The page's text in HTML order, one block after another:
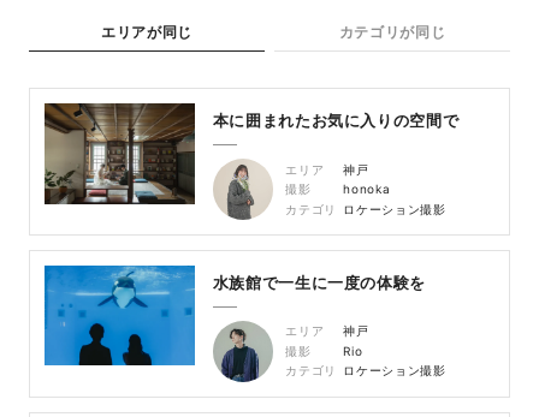
エリアが同じ カテゴリが同じ
本に囲まれたお気に入りの空間で
エリア
神戸
撮影
honoka
カテゴリ
ロケーション撮影
水族館で一生に一度の体験を
エリア
神戸
撮影
Rio
カテゴリ
ロケーション撮影